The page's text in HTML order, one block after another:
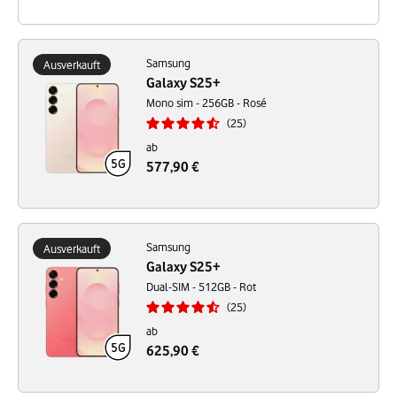
Ausverkauft Samsung
Galaxy S25+
Mono sim - 256GB - Rosé
25
ab
577,90 €
Ausverkauft Samsung
Galaxy S25+
Dual-SIM - 512GB - Rot
25
ab
625,90 €